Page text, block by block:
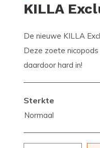
KILLA
De nieuwe KILLA
Deze zoete
daardoor hard in!
Sterkte
Normaal